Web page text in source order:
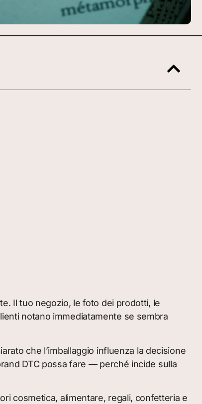
Il tuo negozio, le foto dei prodotti, le
notano immediatamente se sembra
che l’imballaggio influenza la decisione
DTC possa fare — perché incide sulla
cosmetica, alimentare, regali, confetteria e